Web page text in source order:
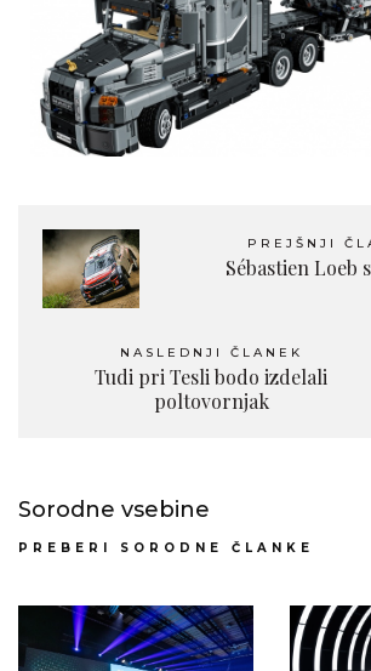
PREJŠNJI
Sébastien Loeb
NASLEDNJI ČLANEK
Tudi pri Tesli bodo izdelali
poltovornjak
Sorodne vsebine
PREBERI SORODNE ČLANKE